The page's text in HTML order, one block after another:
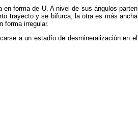
en forma de U. A nivel de sus ángulos parten
trayecto y se bifurca; la otra es más ancha
forma irregular.
a un estadío de desmineralización en el